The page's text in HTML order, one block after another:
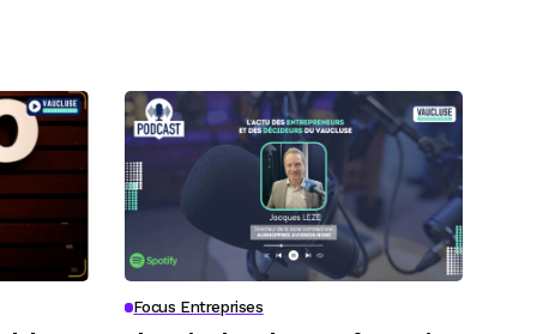
Focus Entreprises